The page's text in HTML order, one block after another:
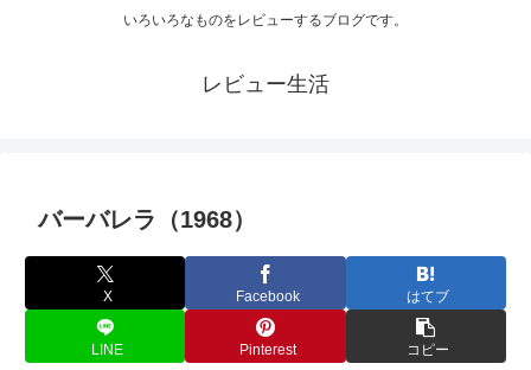
いろいろなものをレビューするブログです。
レビュー生活
バーバレラ（1968）
X Facebook はてブ
LINE Pinterest コピー